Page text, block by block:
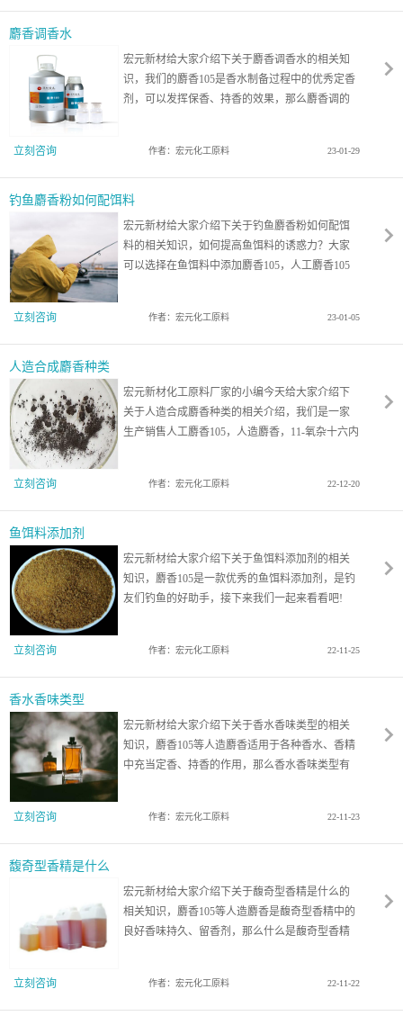
麝香调香水
宏元新材给大家介绍下关于麝香调香水的相关知
识，我们的麝香105是香水制备过程中的优秀定香
剂，可以发挥保香、持香的效果，那么麝香调的
立刻咨询
作者：宏元化工原料 23-01-29
钓鱼麝香粉如何配饵料
宏元新材给大家介绍下关于钓鱼麝香粉如何配饵
料的相关知识，如何提高鱼饵料的诱惑力？大家
可以选择在鱼饵料中添加麝香105，人工麝香105
吗？一起来看看吧！
立刻咨询 作者：宏元化工原料 23-01-05
人造合成麝香种类
宏元新材化工原料厂家的小编今天给大家介绍下
关于人造合成麝香种类的相关介绍，我们是一家
生产销售人工麝香105，人造麝香，11-氧杂十六内
知道啥叫人工合成的麝香？人造合成麝香种类有
哪些吗？一起来看看吧！
立刻咨询 作者：宏元化工原料 22-12-20
鱼饵料添加剂
宏元新材给大家介绍下关于鱼饵料添加剂的相关
知识，麝香105是一款优秀的鱼饵料添加剂，是钓
友们钓鱼的好助手，接下来我们一起来看看吧!
立刻咨询 作者：宏元化工原料 22-11-25
香水香味类型
宏元新材给大家介绍下关于香水香味类型的相关
知识，麝香105等人造麝香适用于各种香水、香精
中充当定香、持香的作用，那么香水香味类型有
立刻咨询 作者：宏元化工原料 22-11-23
馥奇型香精是什么
宏元新材给大家介绍下关于馥奇型香精是什么的
相关知识，麝香105等人造麝香是馥奇型香精中的
良好香味持久、留香剂，那么什么是馥奇型香精
立刻咨询 作者：宏元化工原料 22-11-22